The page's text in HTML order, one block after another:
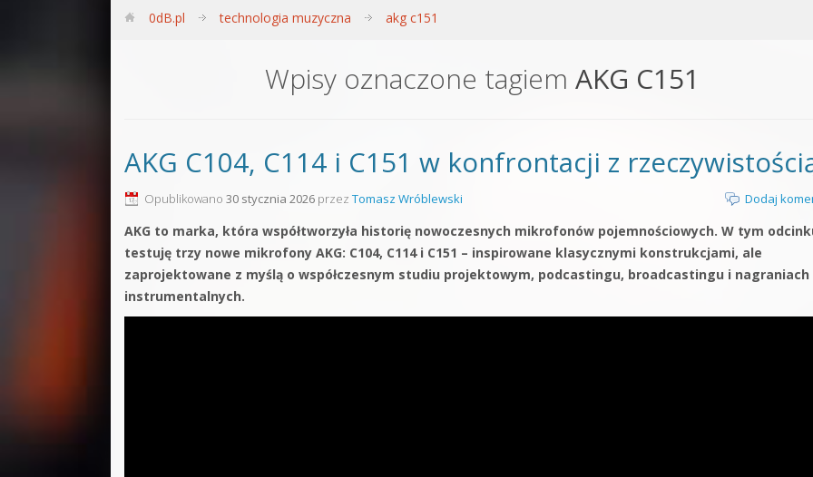
Sound Forge od podstaw
Kontakt 5 Kompendium
Pakiety
0dB.pl technologia muzyczna akg c151
Wpisy oznaczone tagiemAKG C151
AKG C104, C114 i C151 w konfrontacji z
Opublikowano 30 stycznia 2026 przez Tomasz Wróblewski Dodaj
AKG to marka, która współtworzyła historię nowoczesnych mikrofonów pojemnościowych. W tym
testuję trzy nowe mikrofony AKG: C104, C114 i C151 – inspirowane klasycznymi konstrukcjami, ale
zaprojektowane z myślą o współczesnym studiu projektowym, podcastingu, broadcastingu i nagraniach
instrumentalnych.